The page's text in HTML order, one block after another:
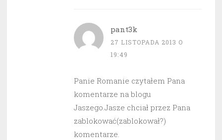
pant3k
27 LISTOPADA 2013 O
19:49
Panie Romanie czytałem Pana
komentarze na blogu
Jaszego.Jasze chciał przez Pana
zablokować(zablokował?)
komentarze.